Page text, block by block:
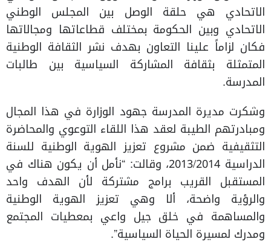
الاتحادي هي حلقة الوصل بين المجلس الوطني
الاتحادي وبين الحكومة بمختلف قطاعاتها ومجالاتها
فكان لزاماً علينا التعاون بهدف نشر الثقافة الوطنية
المتمثلة بثقافة المشاركة السياسية بين طالبات
المدرسة.
وشكرت مديرة المدرسة جهود الوزارة في هذا المجال
ومبادرتهم الطيبة لعقد هذا اللقاء التوعوي والمحاضرة
التثقيفية ضمن مشروع تعزيز الهوية الوطنية للسنة
الدراسية 2013/2014، وقالت: “نأمل أن يكون هناك في
المستقبل القريب برامج مشتركة لأن الهدف واحد
والرؤية واضحة، ألا وهي تعزيز الهوية الوطنية
والمساهمة في خلق جيل واعي بمعطيات المجتمع
ومدرك لمسيرة الحياة السياسية”.